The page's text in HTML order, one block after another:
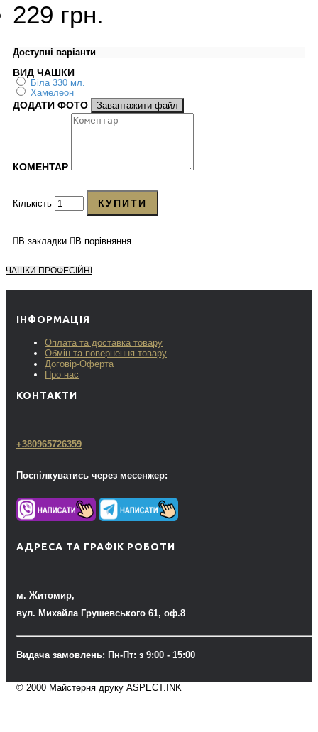
229 грн.
Доступні варіанти
ВИД ЧАШКИ
Біла 330 мл.
Хамелеон
ДОДАТИ ФОТО Завантажити файл
КОМЕНТАР
Кількість КУПИТИ
В закладки В порівняння
ЧАШКИ ПРОФЕСІЙНІ
ІНФОРМАЦІЯ
Оплата та доставка товару
Обмін та повернення товару
Договір-Оферта
Про нас
КОНТАКТИ
+380965726359
Поспілкуватись через месенжер:
АДРЕСА ТА ГРАФІК РОБОТИ
м. Житомир,
вул. Михайла Грушевського 61, оф.8
Видача замовлень: Пн-Пт: з 9:00 - 15:00
© 2000 Майстерня друку ASPECT.INK